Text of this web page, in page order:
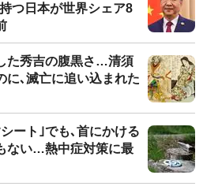
つ日本が世界シェア8
た秀吉の腹黒さ…清須
に､滅亡に追い込まれた
ート｣でも､首にかける
ない…熱中症対策に最